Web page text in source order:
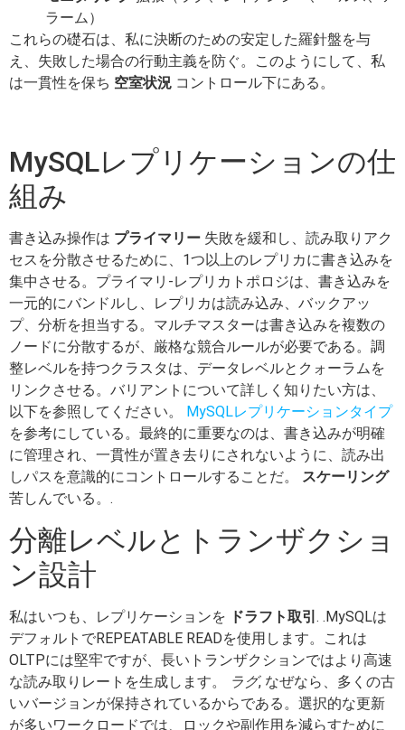
ラーム）
これらの礎石は、私に決断のための安定した羅針盤を与
え、失敗した場合の行動主義を防ぐ。このようにして、私
は一貫性を保ち 空室状況 コントロール下にある。
MySQLレプリケーションの仕
組み
書き込み操作は プライマリー 失敗を緩和し、読み取りアク
セスを分散させるために、1つ以上のレプリカに書き込みを
集中させる。プライマリ-レプリカトポロジは、書き込みを
一元的にバンドルし、レプリカは読み込み、バックアッ
プ、分析を担当する。マルチマスターは書き込みを複数の
ノードに分散するが、厳格な競合ルールが必要である。調
整レベルを持つクラスタは、データレベルとクォーラムを
リンクさせる。バリアントについて詳しく知りたい方は、
以下を参照してください。
MySQLレプリケーションタイプ
を参考にしている。最終的に重要なのは、書き込みが明確
に管理され、一貫性が置き去りにされないように、読み出
しパスを意識的にコントロールすることだ。 スケーリング
苦しんでいる。.
分離レベルとトランザクショ
ン設計
私はいつも、レプリケーションを ドラフト取引 . .MySQLは
デフォルトでREPEATABLE READを使用します。これは
OLTPには堅牢ですが、長いトランザクションではより高速
な読み取りレートを生成します。
ラグ, なぜなら、多くの古
いバージョンが保持されているからである。選択的な更新
が多いワークロードでは、ロックや副作用を減らすために